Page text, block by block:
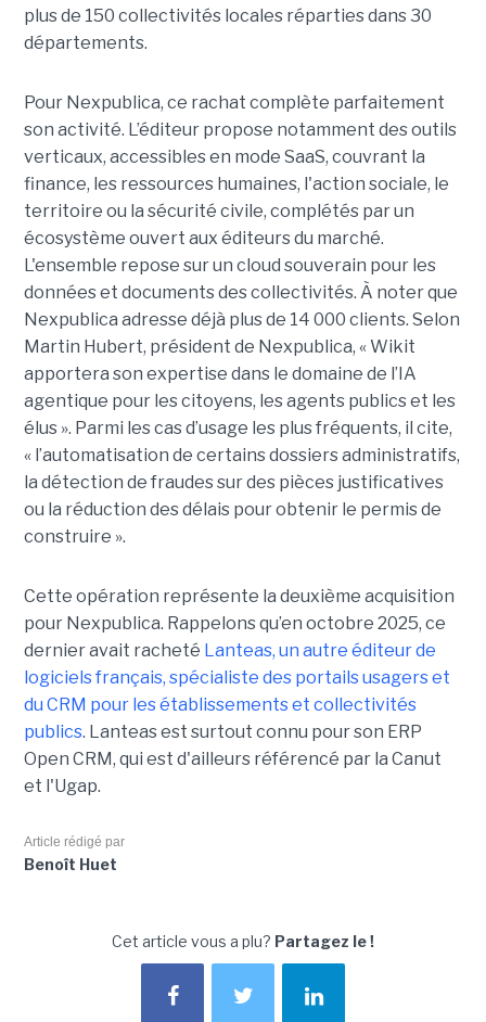
plus de 150 collectivités locales réparties dans 30
départements.
Pour Nexpublica, ce rachat complète parfaitement
son activité. L’éditeur propose notamment des outils
verticaux, accessibles en mode SaaS, couvrant la
finance, les ressources humaines, l'action sociale, le
territoire ou la sécurité civile, complétés par un
écosystème ouvert aux éditeurs du marché.
L'ensemble repose sur un cloud souverain pour les
données et documents des collectivités. À noter que
Nexpublica adresse déjà plus de 14 000 clients. Selon
Martin Hubert, président de Nexpublica, « Wikit
apportera son expertise dans le domaine de l’IA
agentique pour les citoyens, les agents publics et les
élus ». Parmi les cas d’usage les plus fréquents, il cite,
« l’automatisation de certains dossiers administratifs,
la détection de fraudes sur des pièces justificatives
ou la réduction des délais pour obtenir le permis de
construire ».
Cette opération représente la deuxième acquisition
pour Nexpublica. Rappelons qu’en octobre 2025, ce
dernier avait racheté Lanteas, un autre éditeur de
logiciels français, spécialiste des portails usagers et
du CRM pour les établissements et collectivités
publics. Lanteas est surtout connu pour son ERP
Open CRM, qui est d'ailleurs référencé par la Canut
et l'Ugap.
Article rédigé par
Benoît Huet
Cet article vous a plu? Partagez le !